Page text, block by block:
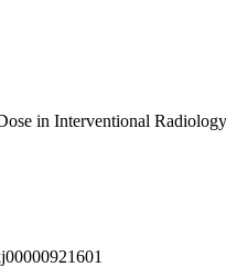
in Interventional